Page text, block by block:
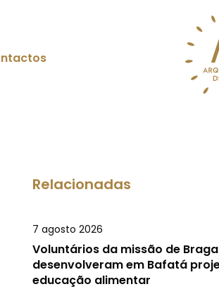
Relacionadas
7 agosto 2026
Voluntários da missão de Braga
desenvolveram em Bafatá
educação alimentar